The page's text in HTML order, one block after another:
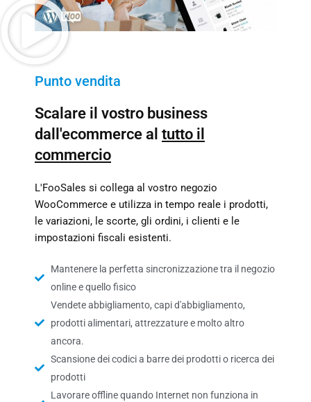
Punto vendita
Scalare il vostro business
dall'ecommerce al tutto il
commercio
L'FooSales si collega al vostro negozio
WooCommerce e utilizza in tempo reale i prodotti,
le variazioni, le scorte, gli ordini, i clienti e le
impostazioni fiscali esistenti.
Mantenere la perfetta sincronizzazione tra il negozio
online e quello fisico
Vendete abbigliamento, capi d'abbigliamento,
prodotti alimentari, attrezzature e molto altro
ancora.
Scansione dei codici a barre dei prodotti o ricerca dei
prodotti
Lavorare offline quando Internet non funziona in